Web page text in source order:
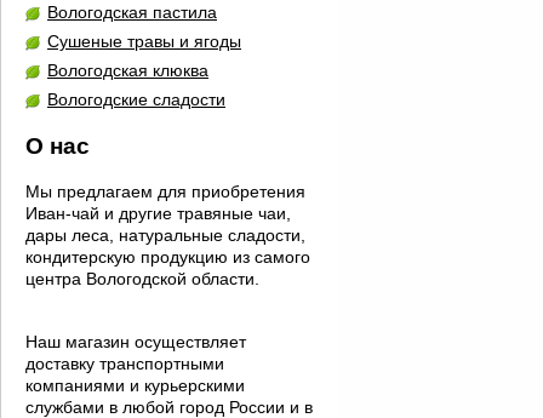
Вологодская пастила
Сушеные травы и ягоды
Вологодская клюква
Вологодские сладости
О нас
Мы предлагаем для приобретения
Иван-чай и другие травяные чаи,
дары леса, натуральные сладости,
кондитерскую продукцию из самого
центра Вологодской области.
Наш магазин осуществляет
доставку транспортными
компаниями и курьерскими
службами в любой город России и в